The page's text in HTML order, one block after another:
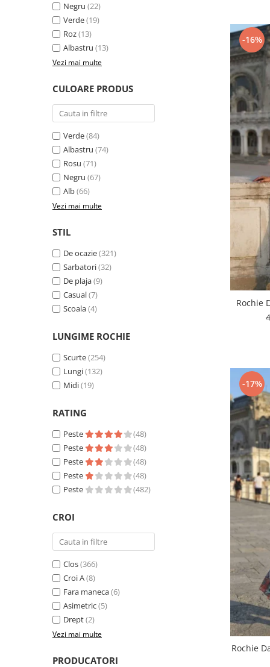
Negru (22)
Verde(19)
Roz(13)
Albastru (13)
Vezi mai multe
CULOARE PRODUS
Verde(84)
Albastru (74)
Rosu (71)
Negru (67)
Alb(66)
Vezi mai multe
STIL
De ocazie(321)
Sarbatori(32)
De plaja(9)
Casual(7)
Scoala(4)
LUNGIME ROCHIE
Scurte(254)
Lungi(132)
Midi(19)
RATING
Peste
(48)
Peste
(48)
Peste
(48)
Peste
(48)
Peste
(482)
CROI
Clos(366)
Croi A(8)
Fara maneca(6)
Asimetric(5)
Drept(2)
Vezi mai multe
PRODUCATORI
-16%
Rochie
-17%
Rochie